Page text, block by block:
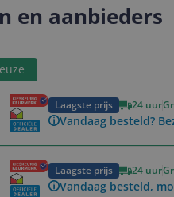
en aanbieders
Laagste prijs 24 uur
Vandaag besteld?
Laagste prijs 24 uur
Vandaag besteld,